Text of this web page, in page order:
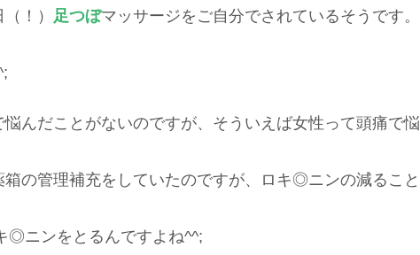
！） 足つぼマッサージをご自分でされているそうです。
んだことがないのですが、そういえば女性って頭痛で悩
の管理補充をしていたのですが、ロキ◎ニンの減ること
◎ニンをとるんですよね^^;